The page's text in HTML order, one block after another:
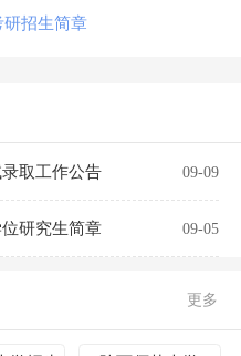
研招生简章
取工作公告 09-09
研究生简章 09-05
更多